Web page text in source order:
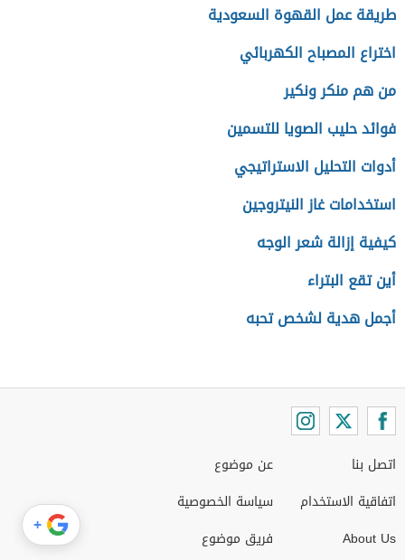
طريقة عمل القهوة السعودية
اختراع المصباح الكهربائي
من هم منكر ونكير
فوائد حليب الصويا للتسمين
أدوات التحليل الاستراتيجي
استخدامات غاز النيتروجين
كيفية إزالة شعر الوجه
أين تقع البتراء
أجمل هدية لشخص تحبه
اتصل بنا
اتفاقية الاستخدام
About Us
عن موضوع
سياسة الخصوصية
فريق موضوع
+